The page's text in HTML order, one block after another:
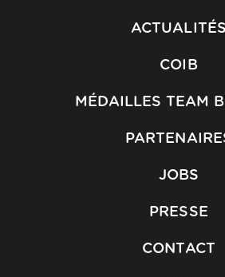
ACTUALITÉS
COIB
MÉDAILLES TEAM
JOBS
PRESSE
CONTACT